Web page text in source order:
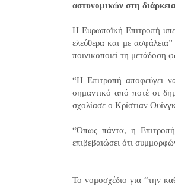
αστυνομικών στη
Η Ευρωπαϊκή Επιτροπή
ελεύθερα και με
ποινικοποιεί τη μετάδοση
“Η Επιτροπή αποφεύγει
σημαντικό από ποτέ οι
σχολίασε ο Κρίστιαν
“Όπως πάντα, η Επιτροπή
επιβεβαιώσει ότι
Το νομοσχέδιο για “την